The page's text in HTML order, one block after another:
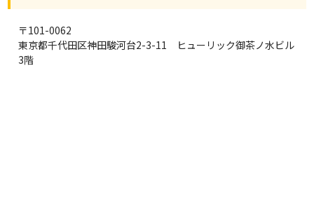
〒101-0062
東京都千代田区神田駿河台2-3-11 ヒューリック御茶ノ水ビル
3階